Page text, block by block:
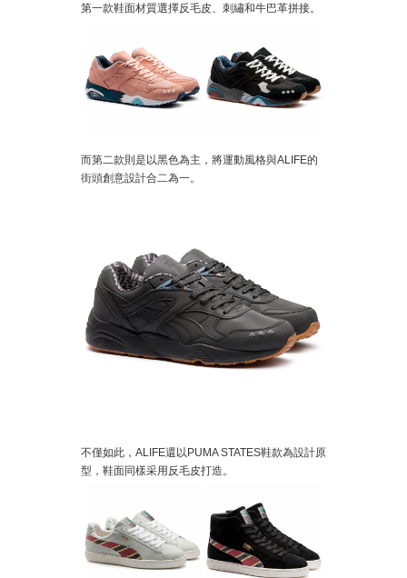
第一款鞋面材質選擇反毛皮、刺繡和牛巴革拼接。
而第二款則是以黑色為主，將運動風格與ALIFE的
街頭創意設計合二為一。
不僅如此，ALIFE還以PUMA STATES鞋款為設計原
型，鞋面同樣采用反毛皮打造。